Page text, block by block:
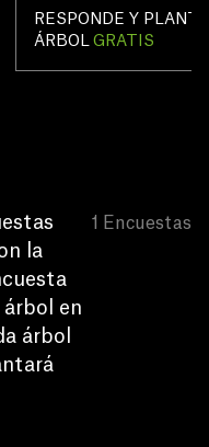
RESPONDE Y
ÁRBOL GRATIS
la
en
árbol
1 Encuestas